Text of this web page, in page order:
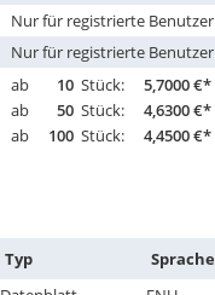
Nur für registrierte Benutzer
Nur für registrierte Benutzer
ab 10 Stück:
5,7000 €*
ab
50 Stück:
4,6300 €*
ab
100 Stück: 4,4500 €*
Typ
Sprache